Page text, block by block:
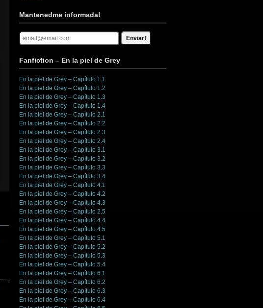
Mantenedme informada!
Fanfiction – En la piel de Grey
En la piel de Grey – Capítulo 1.1
En la piel de Grey – Capítulo 1.2
En la piel de Grey – Capítulo 1.3
En la piel de Grey – Capítulo 1.4
En la piel de Grey – Capítulo 2.1
En la piel de Grey – Capítulo 2.2
En la piel de Grey – Capítulo 2.3
En la piel de Grey – Capítulo 2.4
En la piel de Grey – Capítulo 3.1
En la piel de Grey – Capítulo 3.2
En la piel de Grey – Capítulo 3.3
En la piel de Grey – Capítulo 3.4
En la piel de Grey – Capítulo 4.1
En la piel de Grey – Capítulo 4.2
En la piel de Grey – Capítulo 4.3
En la piel de Grey – Capítulo 2.5
En la piel de Grey – Capítulo 4.4
En la piel de Grey – Capítulo 4.5
En la piel de Grey – Capítulo 5.1
En la piel de Grey – Capítulo 5.2
En la piel de Grey – Capítulo 5.3
En la piel de Grey – Capítulo 5.4
En la piel de Grey – Capítulo 6.1
En la piel de Grey – Capítulo 6.2
En la piel de Grey – Capítulo 6.3
En la piel de Grey – Capítulo 6.4